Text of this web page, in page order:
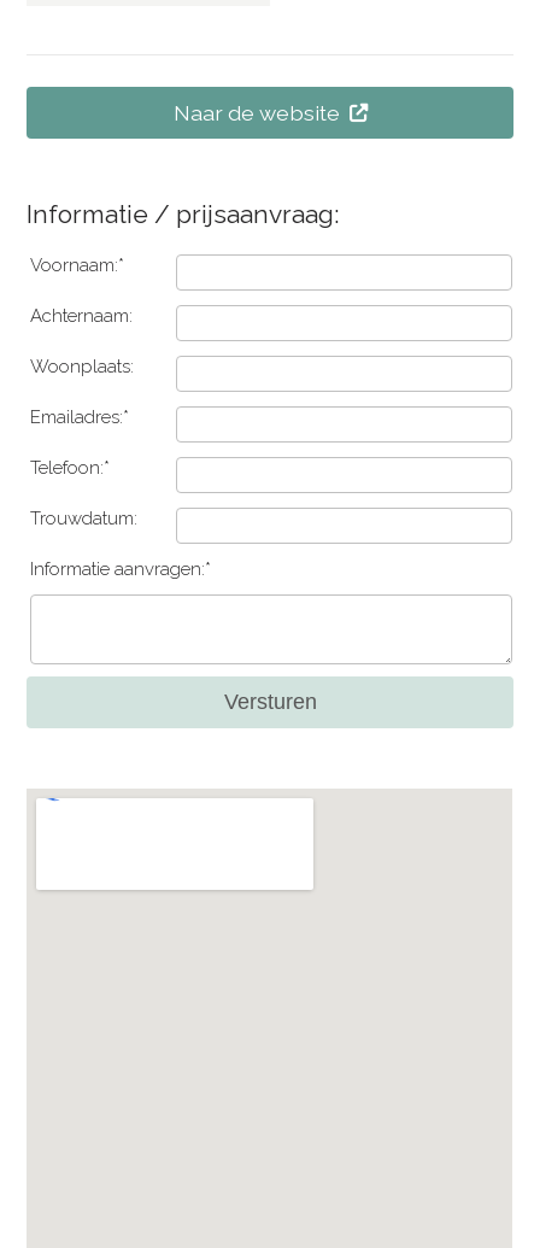
Naar de website
Informatie / prijsaanvraag:
Voornaam:*
Achternaam:
Woonplaats:
Emailadres:*
Telefoon:*
Trouwdatum:
Informatie aanvragen:*